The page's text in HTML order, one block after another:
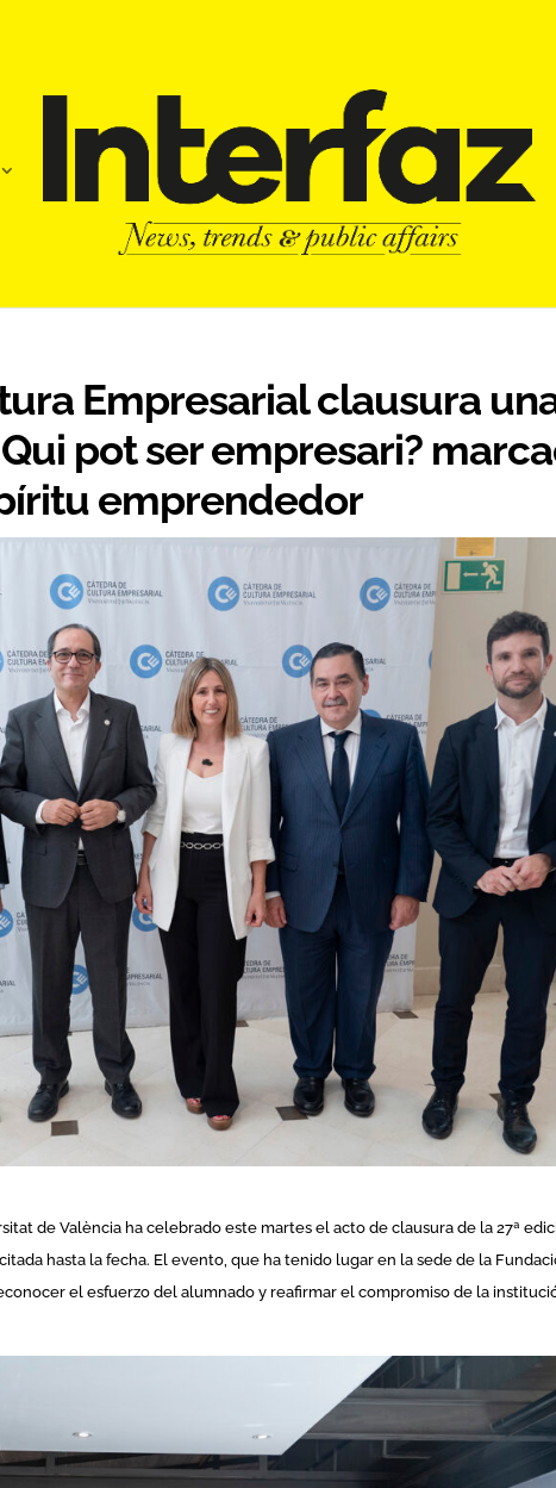
Empresarial clausura
pot ser empresari?
emprendedor
de València ha celebrado este martes el acto de clausura de la 27ª
hasta la fecha. El evento, que ha tenido lugar en la sede de la
el esfuerzo del alumnado y reafirmar el compromiso de la